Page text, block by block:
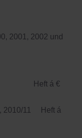
2001, 2002 und
Heft á €
2010/11 Heft á